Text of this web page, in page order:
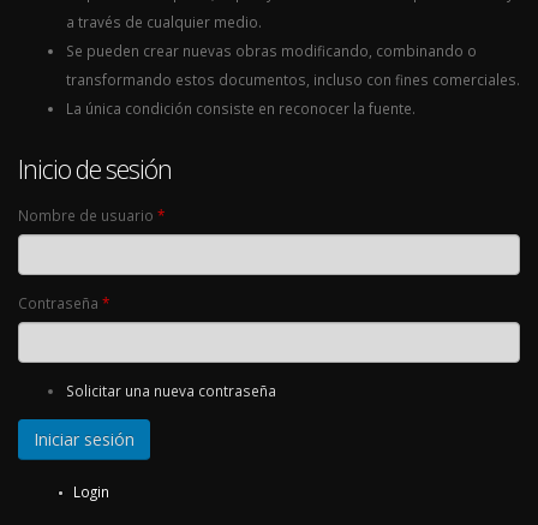
a través de cualquier medio.
Se pueden crear nuevas obras modificando, combinando o
transformando estos documentos, incluso con fines comerciales.
La única condición consiste en reconocer la fuente.
Inicio de sesión
Nombre de usuario *
Contraseña *
Solicitar una nueva contraseña
Login